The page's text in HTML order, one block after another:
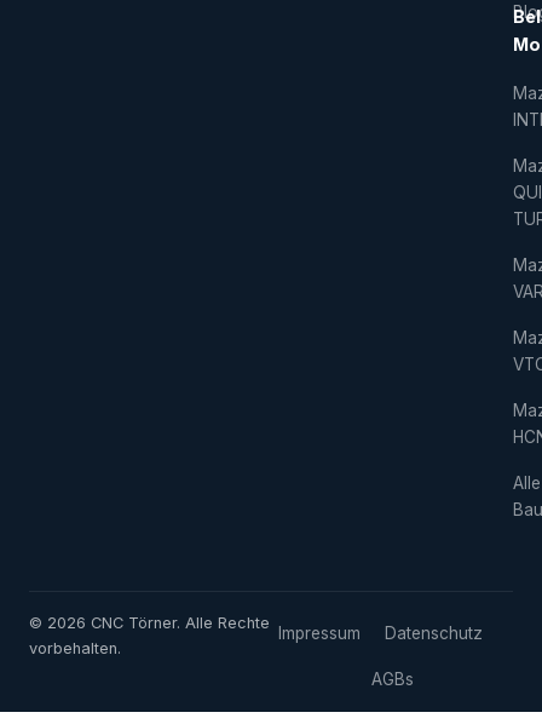
Alle
© 2026 CNC Törner. Alle Rechte
vorbehalten.
Impressum Datenschutz
AGBs